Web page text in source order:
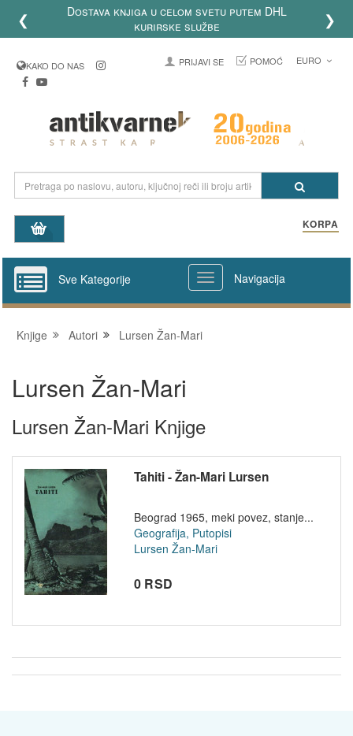
❮
Dostava knjiga u celom svetu putem DHL
kurirske službe
❯
KAKO DO NAS PRIJAVI SE POMOĆ EURO
KORPA
Sve Kategorije Navigacija
Knjige Autori Lursen Žan-Mari
Lursen Žan-Mari
Lursen Žan-Mari Knjige
Tahiti - Žan-Mari Lursen
Beograd 1965, meki povez, stanje...
Geografija, Putopisi
Lursen Žan-Mari
0 RSD